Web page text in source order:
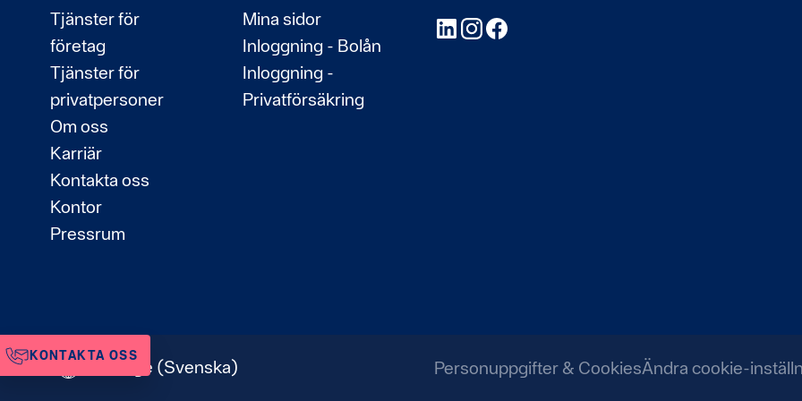
KONTAKTA OSS
Tjänster för
företag
Tjänster för
privatpersoner
Om oss
Karriär
Kontakta oss
Kontor
Pressrum
Mina sidor
Inloggning - Bolån
Inloggning -
Privatförsäkring
LinkedInInstagram
Sverige (Svenska) Personuppgifter & CookiesÄndra cookie-